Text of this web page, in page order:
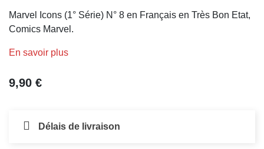
Marvel Icons (1° Série) N° 8 en Français en Très Bon Etat,
Comics Marvel.
En savoir plus
9,90 €
Délais de livraison